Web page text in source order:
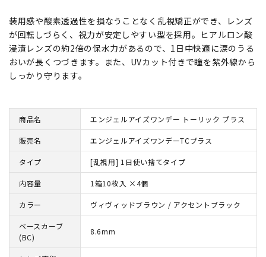
装用感や酸素透過性を損なうことなく乱視矯正ができ、レンズ
が回転しづらく、視力が安定しやすい型を採用。ヒアルロン酸
浸漬レンズの約2倍の保水力があるので、1日中快適に涙のうる
おいが長くつづきます。また、UVカット付きで瞳を紫外線から
しっかり守ります。
商品名 エンジェルアイズワンデー トーリック プラス
販売名 エンジェルアイズワンデーTCプラス
タイプ [乱視用] 1日使い捨てタイプ
内容量 1箱10枚入 ×4個
カラー ヴィヴィッドブラウン / アクセントブラック
ベースカーブ
(BC)
8.6mm